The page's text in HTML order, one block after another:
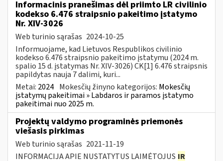
Informacinis pranešimas dėl priimto LR civilinio
kodekso 6.476 straipsnio pakeitimo įstatymo
Nr. XIV-3026
Web turinio sąrašas 2024-10-25
Informuojame, kad Lietuvos Respublikos civilinio
kodekso 6.476 straipsnio pakeitimo įstatymu (2024 m.
spalio 15 d. įstatymas Nr. XIV-3026) CK[1] 6.476 straipsnis
papildytas nauja 7 dalimi, kuri...
Metai: 2024 Mokesčių žinyno kategorijos: Mokesčių
įstatymų pakeitimai » Labdaros ir paramos įstatymo
pakeitimai nuo 2025 m.
Projektų valdymo programinės priemonės
viešasis pirkimas
Web turinio sąrašas 2021-11-19
INFORMACIJA APIE NUSTATYTUS LAIMĖTOJUS IR